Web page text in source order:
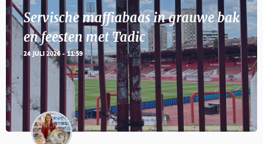
Servische maffiabaas in grauwe bak
en feesten met Tadic
24 JULI 2026 - 11:59